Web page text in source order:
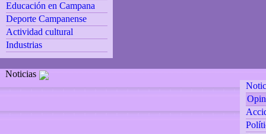
Educación en Campana
Deporte Campanense
Actividad cultural
Industrias
Noticias